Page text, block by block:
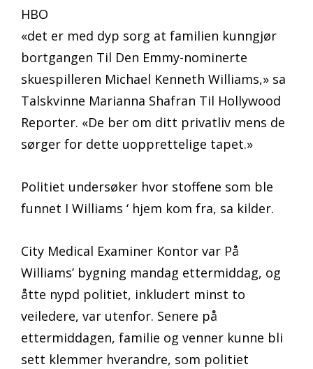
HBO
«det er med dyp sorg at familien kunngjør
bortgangen Til Den Emmy-nominerte
skuespilleren Michael Kenneth Williams,» sa
Talskvinne Marianna Shafran Til Hollywood
Reporter. «De ber om ditt privatliv mens de
sørger for dette uopprettelige tapet.»
Politiet undersøker hvor stoffene som ble
funnet I Williams ‘ hjem kom fra, sa kilder.
City Medical Examiner Kontor var På
Williams’ bygning mandag ettermiddag, og
åtte nypd politiet, inkludert minst to
veiledere, var utenfor. Senere på
ettermiddagen, familie og venner kunne bli
sett klemmer hverandre, som politiet